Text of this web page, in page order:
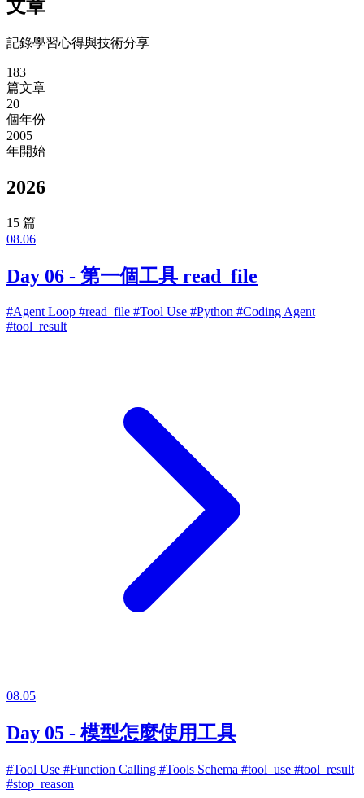
文章
記錄學習心得與技術分享
183
篇文章
20
個年份
2005
年開始
2026
15 篇
08.06
Day 06 - 第一個工具 read_file
#Agent Loop #read_file #Tool Use #Python #Coding Agent
#tool_result
08.05
Day 05 - 模型怎麼使用工具
#Tool Use #Function Calling #Tools Schema #tool_use #tool_result
#stop_reason